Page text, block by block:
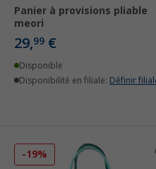
Panier à provisions pliable
meori
29,99€
Disponible
Disponibilité en filiale: Définir
-19%